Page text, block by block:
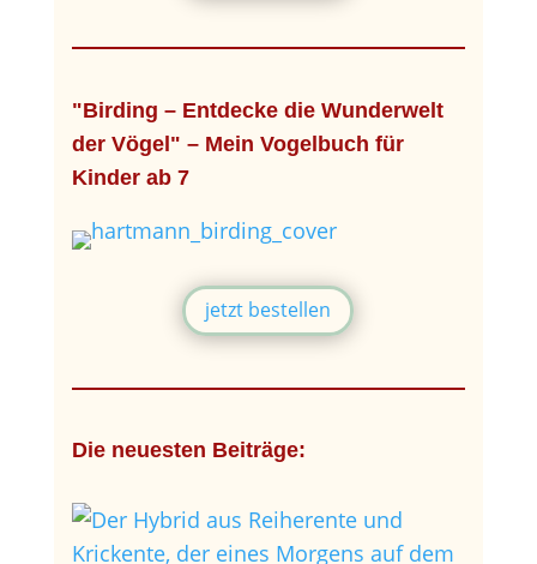
"Birding – Entdecke die Wunderwelt
der Vögel" – Mein Vogelbuch für
Kinder ab 7
jetzt bestellen
Die neuesten Beiträge: